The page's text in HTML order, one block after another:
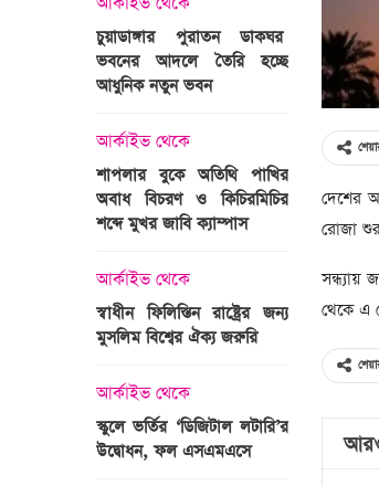
দেশের
রোজা
সন্ধ্যায়
থেকে এ
চুয়াডাঙ্গার পুরাতন ডাকঘর
ভবনের আদলে তৈরি হচ্ছে
আধুনিক নতুন ভবন
আর্কাইভ থেকে
শাপলার বুকে অতিথি পাখির
অবাধ বিচরণ ও কিচিরমিচির
শব্দে মুখর জাবি ক্যাম্পাস
আর্কাইভ থেকে
স্বাধীন ফিলিস্তিন রাষ্ট্রের জন্য
মুসলিম বিশ্বের ঐক্য জরুরি
আর্কাইভ থেকে
স্কুলে ভর্তির ‘ডিজিটাল লটারি’র
উদ্বোধন, ফল এসএমএসে
অপরাধ
গুলশান
মামলা :
ছেলের